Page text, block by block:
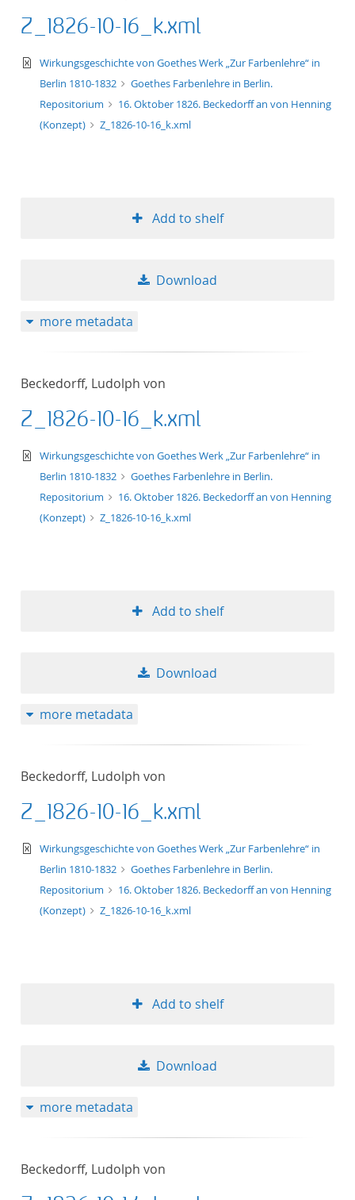
Z_1826-10-16_k.xml
text/xml
Wirkungsgeschichte von Goethes Werk „Zur Farbenlehre“ in
Berlin 1810-1832
Goethes Farbenlehre in Berlin.
Repositorium
16. Oktober 1826. Beckedorff an von Henning
(Konzept)
Z_1826-10-16_k.xml
Add to shelf
Download
more metadata
Beckedorff, Ludolph von
Z_1826-10-16_k.xml
text/xml
Wirkungsgeschichte von Goethes Werk „Zur Farbenlehre“ in
Berlin 1810-1832
Goethes Farbenlehre in Berlin.
Repositorium
16. Oktober 1826. Beckedorff an von Henning
(Konzept)
Z_1826-10-16_k.xml
Add to shelf
Download
more metadata
Beckedorff, Ludolph von
Z_1826-10-16_k.xml
text/xml
Wirkungsgeschichte von Goethes Werk „Zur Farbenlehre“ in
Berlin 1810-1832
Goethes Farbenlehre in Berlin.
Repositorium
16. Oktober 1826. Beckedorff an von Henning
(Konzept)
Z_1826-10-16_k.xml
Add to shelf
Download
more metadata
Beckedorff, Ludolph von